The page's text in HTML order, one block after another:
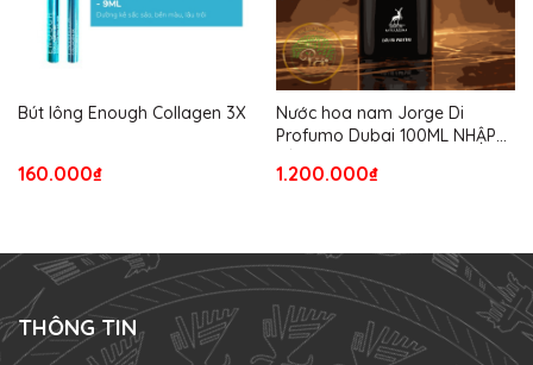
Bút lông Enough Collagen 3X
160.000₫
Nước hoa nam Jorge Di
Profumo Dubai 100ML NHẬP
1.200.000₫
THÔNG TIN